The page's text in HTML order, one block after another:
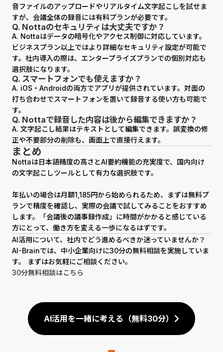
音ファイルのアップロードやリアルタイム文字起こしを試せま
すが、会議全体の録音には有料プランが必要です。
Q. Nottaのセキュリティは大丈夫ですか？
A. Nottaはデータの暗号化やアクセス制御に対応しています。
ビジネスプラン以上ではより詳細なセキュリティ設定が可能で
す。社内導入の際は、エンタープライズプランでの個別対応も
選択肢になります。
Q. スマートフォンでも使えますか？
A. iOS・Androidの両方でアプリが提供されています。対面の
打ち合わせでスマートフォンを置いて録音する使い方も可能で
す。
Q. Nottaで録音した内容は後から編集できますか？
A. 文字起こし結果はテキストとして編集できます。誤変換の修
正や不要部分の削除も、画面上で直接行えます。
まとめ
Nottaは日本語精度の高さとAI要約機能の充実度で、国内向け
の文字起こしツールとして有力な選択肢です。
年払いの場合は月額1,185円から始められるため、まずは無料プ
ランで精度を確認し、実際の会議で試してみることをおすすめ
します。「会議後の議事録作成」に時間がかかると感じている
方にとって、働き方を変える一歩になるはずです。
AI活用について、社内でどう進めるべきか迷っていませんか？
AI-Brainでは、中小企業向けに30分の無料相談を実施していま
す。 まずはお気軽にご相談ください。
30分無料相談はこちら
AI活用を一緒に考える（無料30分）